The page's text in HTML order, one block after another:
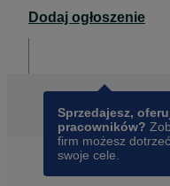
Dodaj ogłoszenie
Sprzedajesz,
pracowników?
firm możesz
swoje cele.